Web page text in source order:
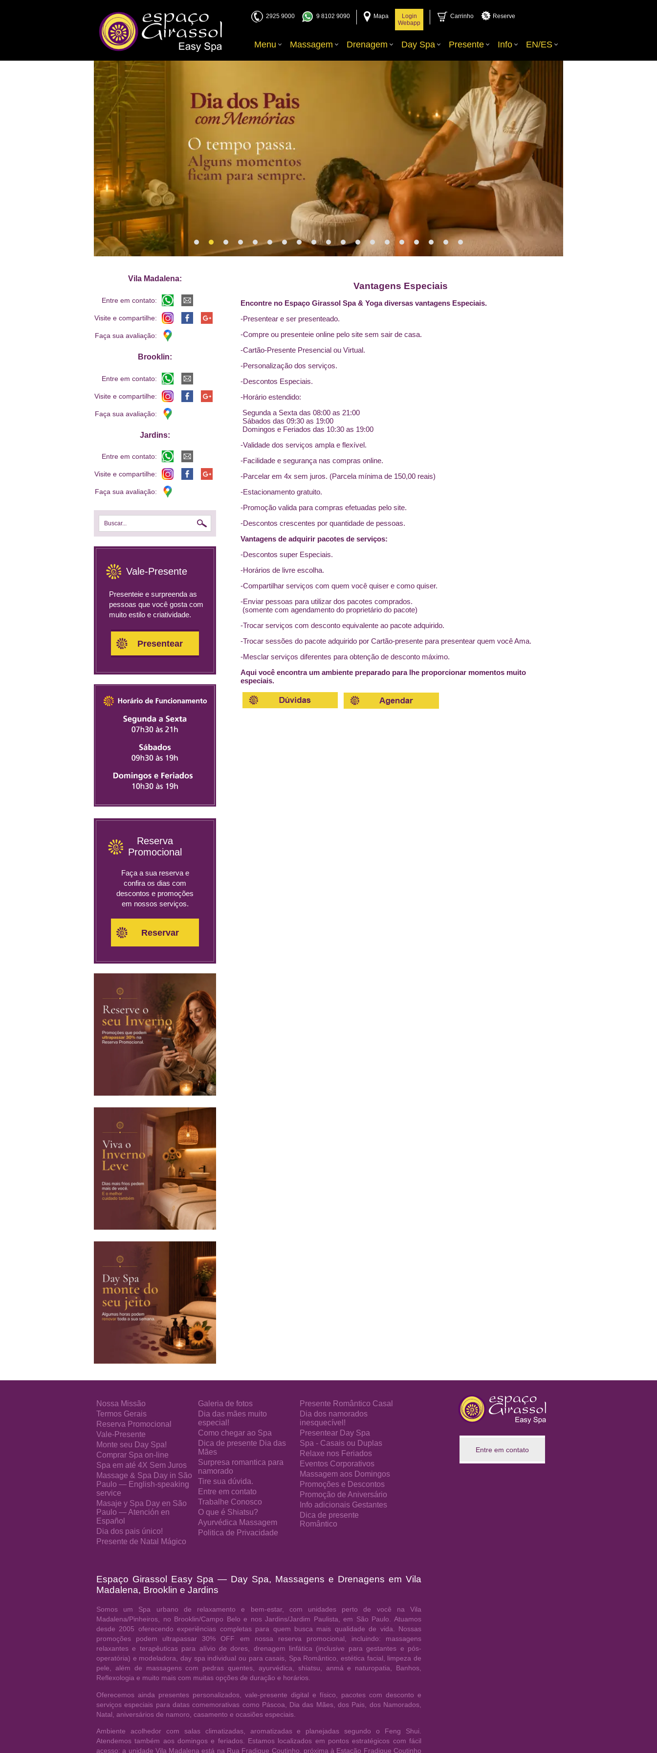
2925 9000 9 8102 9090 Mapa
Login
Webapp
Carrinho Reserve
Menu Massagem Drenagem Day Spa Presente Info EN/ES
Vantagens Especiais
Encontre no Espaço Girassol Spa & Yoga diversas vantagens Especiais.
-Presentear e ser presenteado.
-Compre ou presenteie online pelo site sem sair de casa.
-Cartão-Presente Presencial ou Virtual.
-Personalização dos serviços.
-Descontos Especiais.
-Horário estendido:
Segunda a Sexta das 08:00 as 21:00
Sábados das 09:30 as 19:00
Domingos e Feriados das 10:30 as 19:00
-Validade dos serviços ampla e flexível.
-Facilidade e segurança nas compras online.
-Parcelar em 4x sem juros. (Parcela mínima de 150,00 reais)
-Estacionamento gratuito.
-Promoção valida para compras efetuadas pelo site.
-Descontos crescentes por quantidade de pessoas.
Vantagens de adquirir pacotes de serviços:
-Descontos super Especiais.
-Horários de livre escolha.
-Compartilhar serviços com quem você quiser e como quiser.
-Enviar pessoas para utilizar dos pacotes comprados.
(somente com agendamento do proprietário do pacote)
-Trocar serviços com desconto equivalente ao pacote adquirido.
-Trocar sessões do pacote adquirido por Cartão-presente para presentear quem você Ama.
-Mesclar serviços diferentes para obtenção de desconto máximo.
Aqui você encontra um ambiente preparado para lhe proporcionar momentos muito
especiais.
Vila Madalena:
Entre em contato:
Visite e compartilhe:
Faça sua avaliação:
Brooklin:
Entre em contato:
Visite e compartilhe:
Faça sua avaliação:
Jardins:
Entre em contato:
Visite e compartilhe:
Faça sua avaliação:
Buscar...
Vale-Presente
Presenteie e surpreenda as
pessoas que você gosta com
muito estilo e criatividade.
Presentear
Reserva
Promocional
Faça a sua reserva e
confira os dias com
descontos e promoções
em nossos serviços.
Reservar
Nossa Missão
Termos Gerais
Reserva Promocional
Vale-Presente
Monte seu Day Spa!
Comprar Spa on-line
Spa em até 4X Sem Juros
Massage & Spa Day in São
Paulo — English-speaking
service
Masaje y Spa Day en São
Paulo — Atención en
Español
Dia dos pais único!
Presente de Natal Mágico
Galeria de fotos
Dia das mães muito
especial!
Como chegar ao Spa
Dica de presente Dia das
Mães
Surpresa romantica para
namorado
Tire sua dúvida.
Entre em contato
Trabalhe Conosco
O que é Shiatsu?
Ayurvédica Massagem
Politica de Privacidade
Presente Romântico Casal
Dia dos namorados
inesquecível!
Presentear Day Spa
Spa - Casais ou Duplas
Relaxe nos Feriados
Eventos Corporativos
Massagem aos Domingos
Promoções e Descontos
Promoção de Aniversário
Info adicionais Gestantes
Dica de presente
Romântico
Espaço Girassol Easy Spa — Day Spa, Massagens e Drenagens em Vila
Madalena, Brooklin e Jardins
Somos um Spa urbano de relaxamento e bem-estar, com unidades perto de você na Vila
Madalena/Pinheiros, no Brooklin/Campo Belo e nos Jardins/Jardim Paulista, em São Paulo. Atuamos
desde 2005 oferecendo experiências completas para quem busca mais qualidade de vida. Nossas
promoções podem ultrapassar 30% OFF em nossa reserva promocional, incluindo: massagens
relaxantes e terapêuticas para alívio de dores, drenagem linfática (inclusive para gestantes e pós-
operatória) e modeladora, day spa individual ou para casais, Spa Romântico, estética facial, limpeza de
pele, além de massagens com pedras quentes, ayurvédica, shiatsu, anmá e naturopatia, Banhos,
Reflexologia e muito mais com muitas opções de duração e horários.
Oferecemos ainda presentes personalizados, vale-presente digital e físico, pacotes com desconto e
serviços especiais para datas comemorativas como Páscoa, Dia das Mães, dos Pais, dos Namorados,
Natal, aniversários de namoro, casamento e ocasiões especiais.
Ambiente acolhedor com salas climatizadas, aromatizadas e planejadas segundo o Feng Shui.
Atendemos também aos domingos e feriados. Estamos localizados em pontos estratégicos com fácil
acesso: a unidade Vila Madalena está na Rua Fradique Coutinho, próxima à Estação Fradique Coutinho
Entre em contato